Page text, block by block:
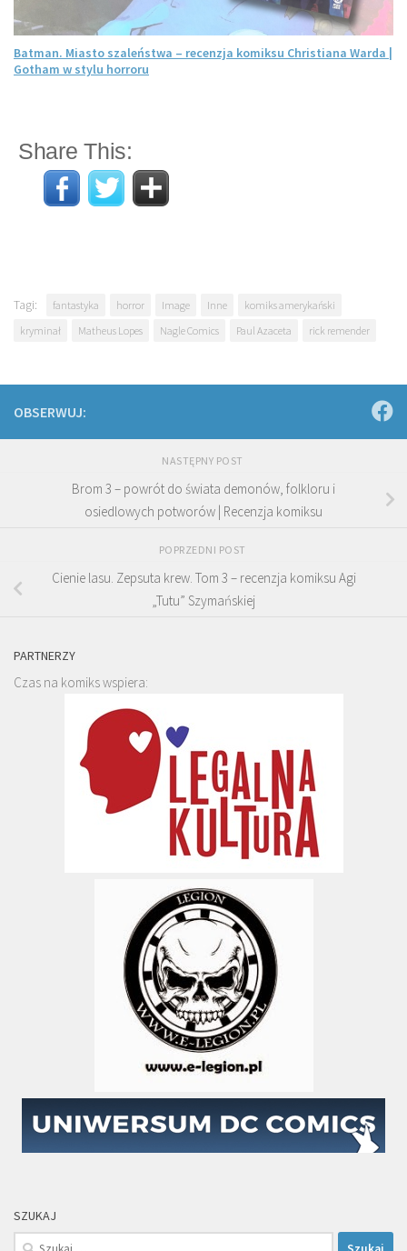
Batman. Miasto szaleństwa – recenzja komiksu Christiana Warda |
Gotham w stylu horroru
Share This:
Tagi: fantastyka horror Image Inne
komiks amerykański
kryminał
Matheus Lopes Nagle Comics Paul Azaceta rick remender
OBSERWUJ:
NASTĘPNY POST
Brom 3 – powrót do świata demonów, folkloru i
osiedlowych potworów | Recenzja komiksu
POPRZEDNI POST
Cienie lasu. Zepsuta krew. Tom 3 – recenzja komiksu Agi
„Tutu” Szymańskiej
PARTNERZY
Czas na komiks wspiera:
SZUKAJ
Szukaj: